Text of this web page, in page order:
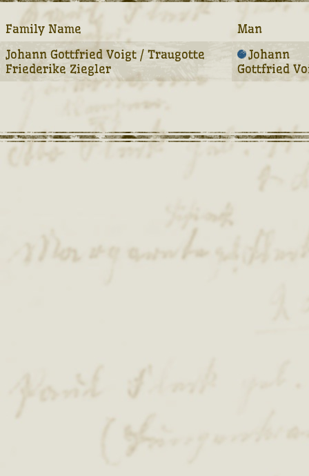
Family Name
Man
Johann Gottfried Voigt / Traugotte
Friederike Ziegler
Johann
Gottfried